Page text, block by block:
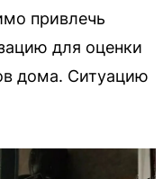
привлечь
для оценки
дома. Ситуацию